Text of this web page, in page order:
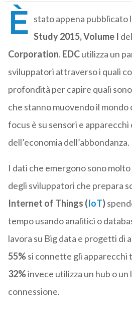
È stato appena pubblicato
Study 2015, Volume I
Corporation. EDCutilizza un
sviluppatori attraverso i quali
profondità per capire quali
che stanno muovendo il mondo
focus è su sensori e apparecchi
dell’economia dell’abbondanza.
I dati che emergono sono
degli sviluppatori che prepara
Internet of Things (IoT)
tempo usando analitici o
lavora su Big data e progetti di
55%si connette gli apparecchi
32%invece utilizza un hub o
connessione.